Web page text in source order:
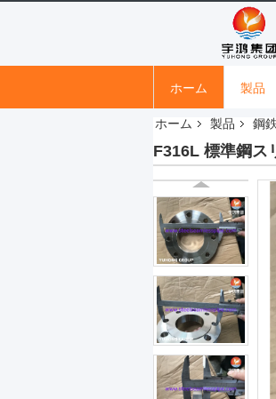
ホーム 製品
ホーム 製品 鋼
F316L 標準鋼ス